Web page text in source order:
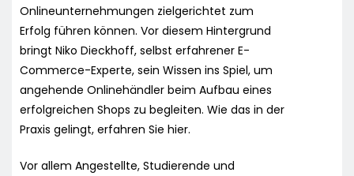
Onlineunternehmungen zielgerichtet zum
Erfolg führen können. Vor diesem Hintergrund
bringt Niko Dieckhoff, selbst erfahrener E-
Commerce-Experte, sein Wissen ins Spiel, um
angehende Onlinehändler beim Aufbau eines
erfolgreichen Shops zu begleiten. Wie das in der
Praxis gelingt, erfahren Sie hier.
Vor allem Angestellte, Studierende und